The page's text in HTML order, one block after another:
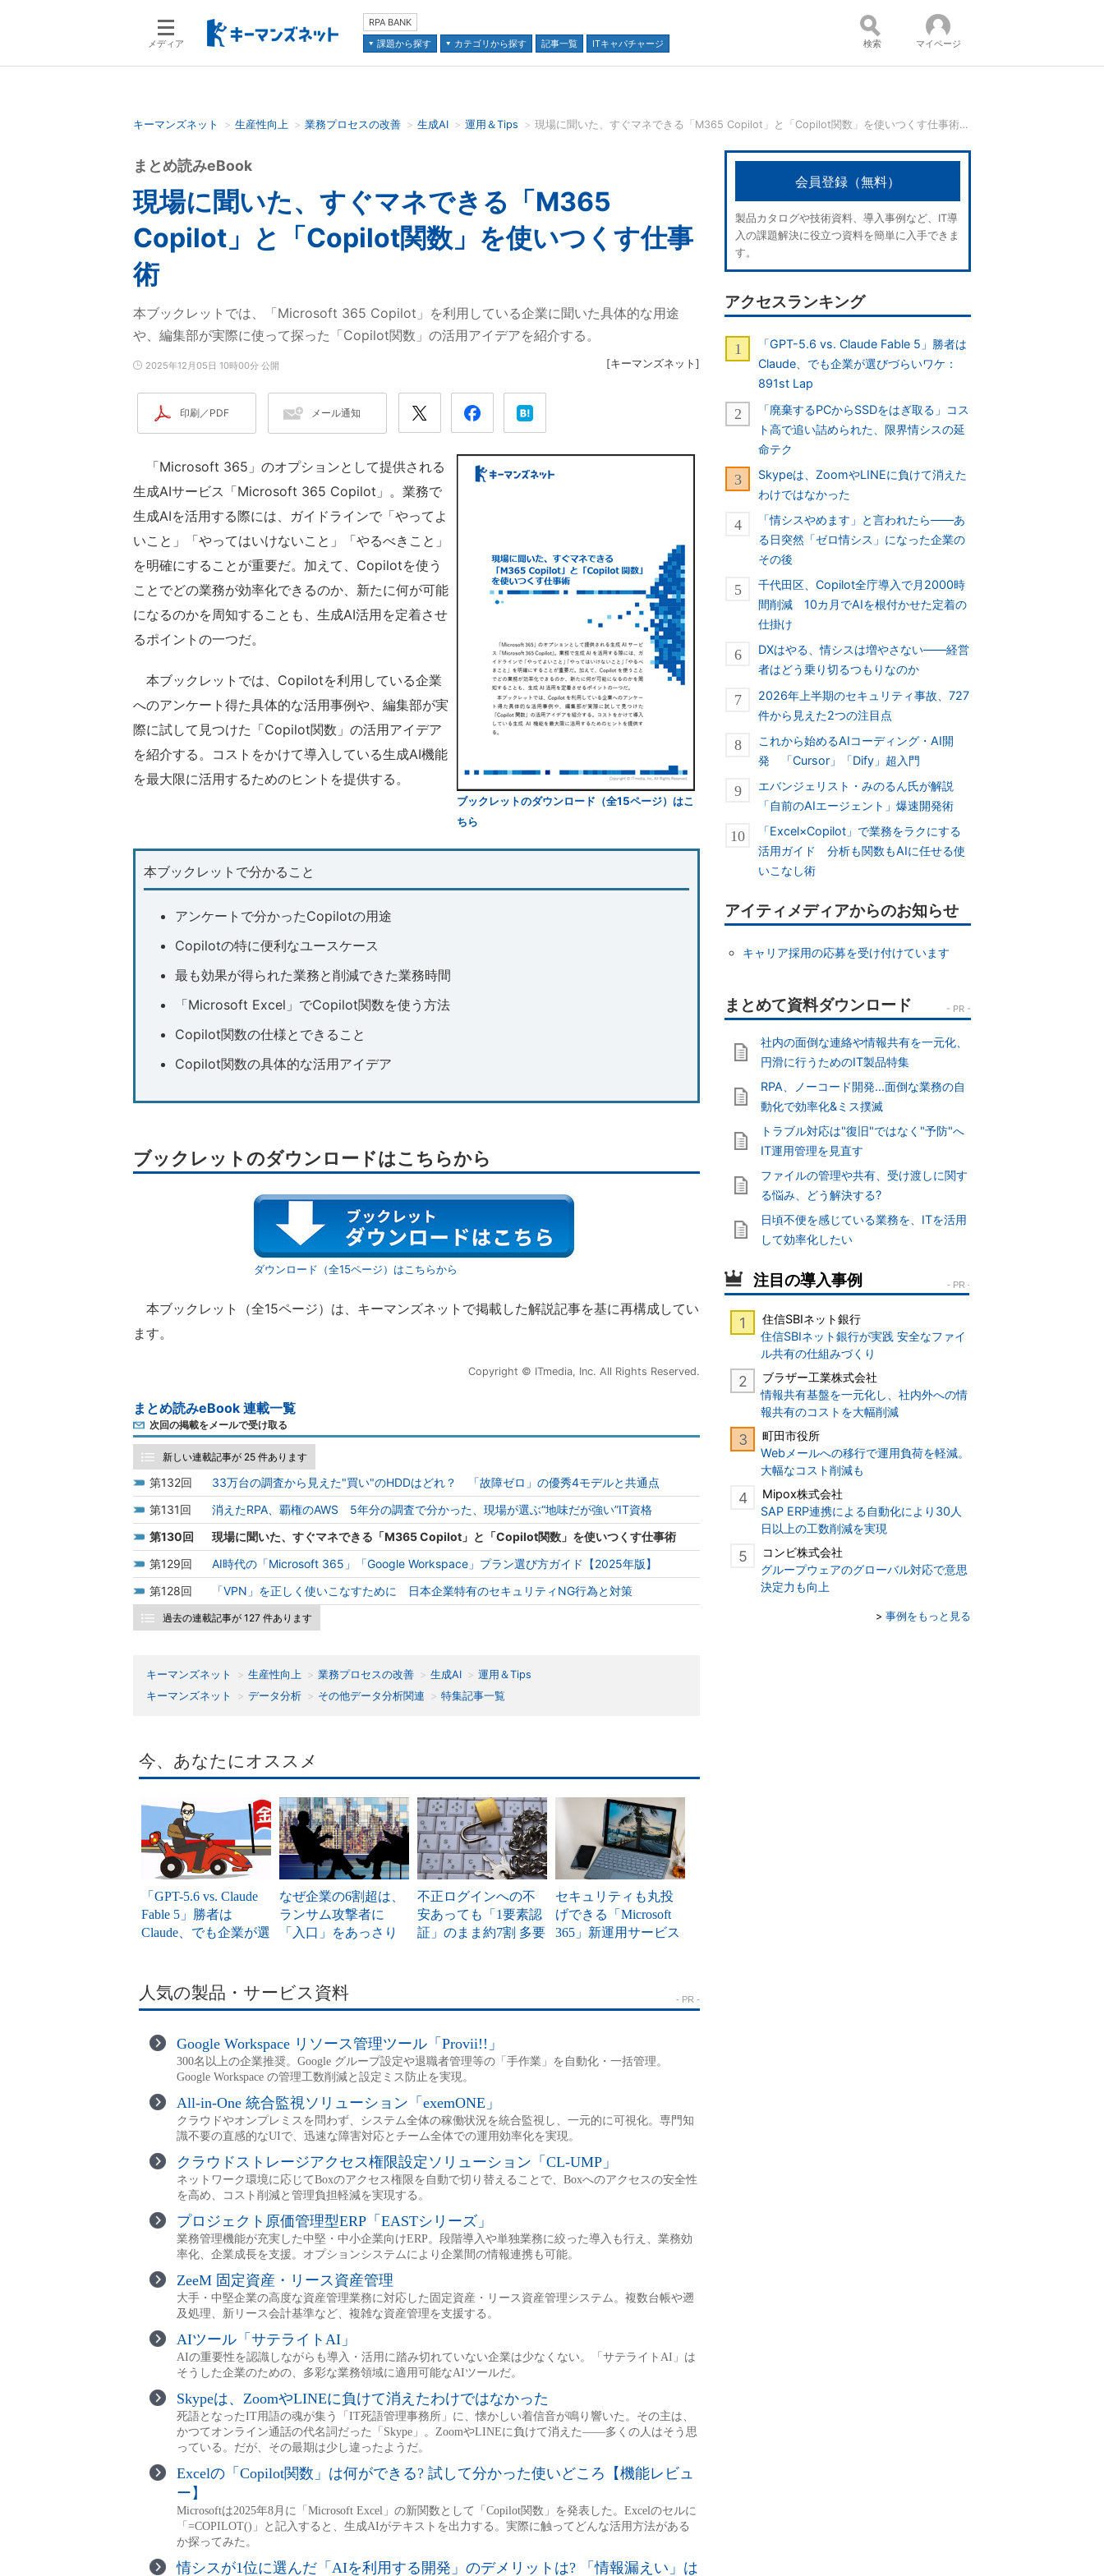
メディア
RPA BANK
課題から探す
カテゴリから探す 記事一覧 ITキャパチャージ
検索語を入力してください コンテンツ：
並び順：
検索 マイページ
キーマンズネット 生産性向上 業務プロセスの改善 生成AI 運用＆Tips 現場に聞いた、すぐマネできる「M365 Copilot」と「Copilot関数」を使いつくす仕事術：まとめ読みeBook
現場に聞いた、すぐマネできる「M365
Copilot」と「Copilot関数」を使いつくす仕事
術
まとめ読みeBook
本ブックレットでは、「Microsoft 365 Copilot」を利用している企業に聞いた具体的な用途
や、編集部が実際に使って探った「Copilot関数」の活用アイデアを紹介する。
2025年12月05日 10時00分 公開 [キーマンズネット ]
印刷／PDF メール通知
ブックレットのダウンロード（全15ページ）はこ
ちら
「Microsoft 365」のオプションとして提供される
生成AIサービス「Microsoft 365 Copilot」。業務で
生成AIを活用する際には、ガイドラインで「やってよ
いこと」「やってはいけないこと」「やるべきこと」
を明確にすることが重要だ。加えて、Copilotを使う
ことでどの業務が効率化できるのか、新たに何が可能
になるのかを周知することも、生成AI活用を定着させ
るポイントの一つだ。
本ブックレットでは、Copilotを利用している企業
へのアンケート得た具体的な活用事例や、編集部が実
際に試して見つけた「Copilot関数」の活用アイデア
を紹介する。コストをかけて導入している生成AI機能
を最大限に活用するためのヒントを提供する。
本ブックレットで分かること
アンケートで分かったCopilotの用途
Copilotの特に便利なユースケース
最も効果が得られた業務と削減できた業務時間
「Microsoft Excel」でCopilot関数を使う方法
Copilot関数の仕様とできること
Copilot関数の具体的な活用アイデア
ブックレットのダウンロードはこちらから
ダウンロード（全15ページ）はこちらから
本ブックレット（全15ページ）は、キーマンズネットで掲載した解説記事を基に再構成してい
ます。
Copyright © ITmedia, Inc. All Rights Reserved.
まとめ読みeBook 連載一覧
次回の掲載をメールで受け取る
新しい連載記事が 25 件あります
132
33万台の調査から見えた"買い"のHDDはどれ？ 「故障ゼロ」の優秀4モデルと共通点
131
消えたRPA、覇権のAWS 5年分の調査で分かった、現場が選ぶ“地味だが強い”IT資格
130
現場に聞いた、すぐマネできる「M365 Copilot」と「Copilot関数」を使いつくす仕事術
129
AI時代の「Microsoft 365」「Google Workspace」プラン選び方ガイド【2025年版】
128
「VPN」を正しく使いこなすために 日本企業特有のセキュリティNG行為と対策
過去の連載記事が 127 件あります
キーマンズネット 生産性向上 業務プロセスの改善 生成AI
運用＆Tips
キーマンズネット
データ分析 その他データ分析関連 特集記事一覧
会員登録（無料）
製品カタログや技術資料、導入事例など、IT導
入の課題解決に役立つ資料を簡単に入手できま
す。
アクセスランキング
「GPT-5.6 vs. Claude Fable 5」勝者は
Claude、でも企業が選びづらいワケ：
891st Lap
「廃棄するPCからSSDをはぎ取る」コス
ト高で追い詰められた、限界情シスの延
命テク
Skypeは、ZoomやLINEに負けて消えた
わけではなかった
「情シスやめます」と言われたら――あ
る日突然「ゼロ情シス」になった企業の
その後
千代田区、Copilot全庁導入で月2000時
間削減 10カ月でAIを根付かせた定着の
仕掛け
DXはやる、情シスは増やさない――経営
者はどう乗り切るつもりなのか
2026年上半期のセキュリティ事故、727
件から見えた2つの注目点
これから始めるAIコーディング・AI開
発 「Cursor」「Dify」超入門
エバンジェリスト・みのるん氏が解説
「自前のAIエージェント」爆速開発術
「Excel×Copilot」で業務をラクにする
活用ガイド 分析も関数もAIに任せる使
いこなし術
アイティメディアからのお知らせ
キャリア採用の応募を受け付けています
社内の面倒な連絡や情報共有を一元化、
円滑に行うためのIT製品特集
RPA、ノーコード開発...面倒な業務の自
動化で効率化&ミス撲滅
トラブル対応は"復旧"ではなく"予防"へ
IT運用管理を見直す
ファイルの管理や共有、受け渡しに関す
る悩み、どう解決する?
日頃不便を感じている業務を、ITを活用
して効率化したい